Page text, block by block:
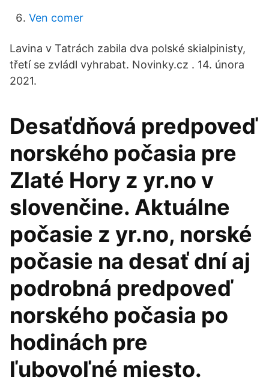
Ven comer
Lavina v Tatrách zabila dva polské skialpinisty,
třetí se zvládl vyhrabat. Novinky.cz . 14. února
2021.
Desaťdňová predpoveď
norského počasia pre
Zlaté Hory z yr.no v
slovenčine. Aktuálne
počasie z yr.no, norské
počasie na desať dní aj
podrobná predpoveď
norského počasia po
hodinách pre
ľubovoľné miesto.